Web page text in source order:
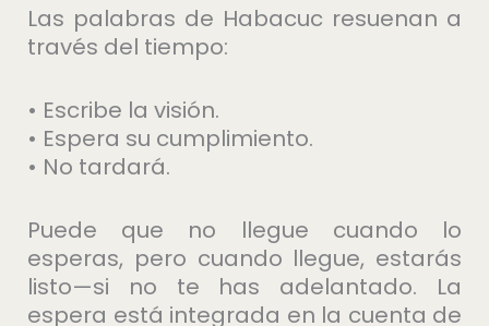
Las palabras de Habacuc resuenan a
través del tiempo:
• Escribe la visión.
• Espera su cumplimiento.
• No tardará.
Puede que no llegue cuando lo
esperas, pero cuando llegue, estarás
listo—si no te has adelantado. La
espera está integrada en la cuenta de